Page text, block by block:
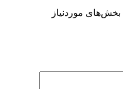
بخش‌های موردنیاز